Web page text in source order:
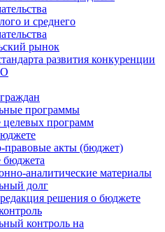
и среднего
рынок
развития конкуренции
программы
программ
правовые акты (бюджет)
бюджета
аналитические материалы
долг
решения о бюджете
контроль на